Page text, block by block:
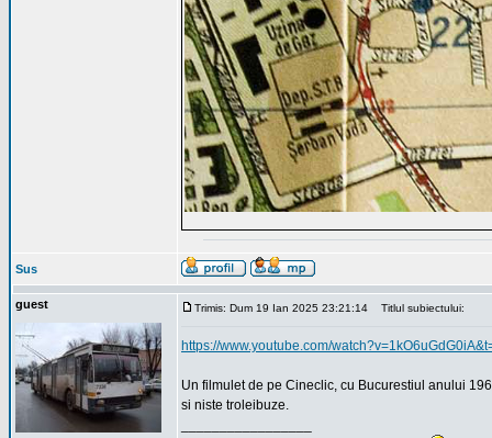
Sus
guest Trimis: Dum 19 Ian 2025 23:21:14 Titlul subiectului:
https://www.youtube.com/
Un filmulet de pe Cineclic, cu Bucurestiul anului
si niste troleibuze.